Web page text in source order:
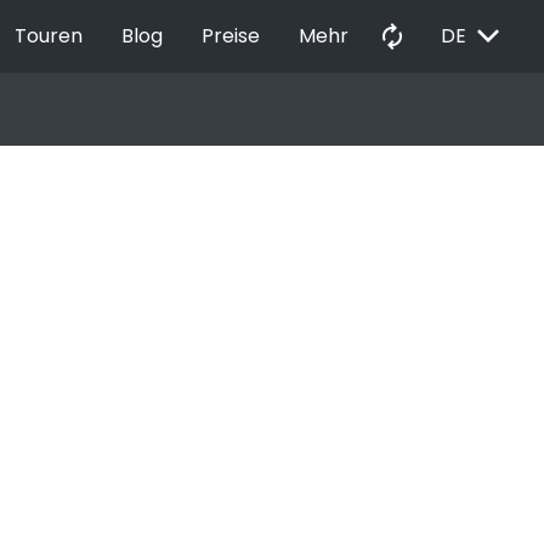
Touren Blog Preise Mehr autorenew DE EXPAND_MORE